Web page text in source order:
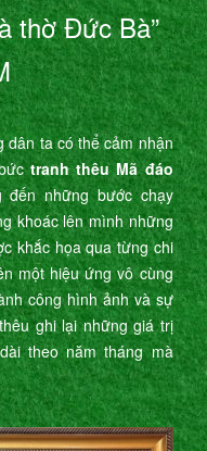
thờ Đức Bà”
dân ta có thể cảm nhận
tranh thêu Mã đáo
những bước chạy
khoác lên mình những
khắc họa qua từng chi
một hiệu ứng vô cùng
công hình ảnh và sự
ghi lại những giá trị
theo năm tháng mà